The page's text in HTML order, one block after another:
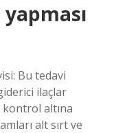
yapması
Bu tedavi
ilaçlar
kontrol altına
alt sırt ve